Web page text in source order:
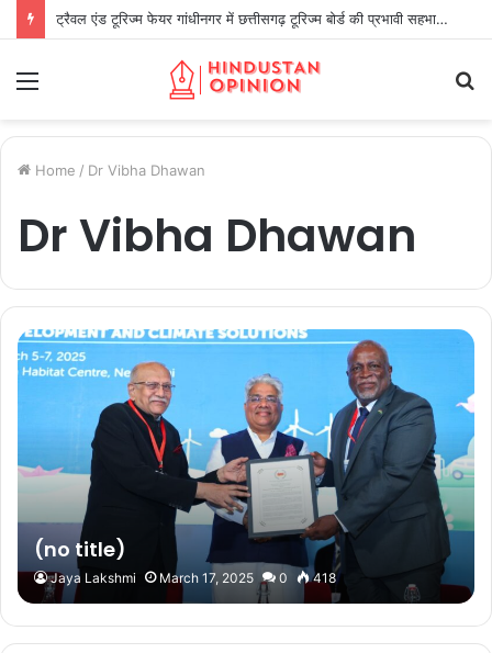
ट्रैवल एंड टूरिज्म फेयर गांधीनगर में छत्तीसगढ़ टूरिज्म बोर्ड की प्रभावी सहभागिता
Home / Dr Vibha Dhawan
Dr Vibha Dhawan
(no title)
Jaya Lakshmi March 17, 2025 0 418